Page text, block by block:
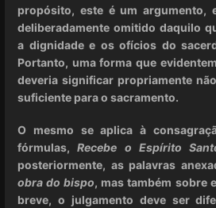
propósito, este é um argumento,
deliberadamente omitido daquilo
a dignidade e os ofícios do
Portanto, uma forma que
deveria significar propriamente
suficiente para o sacramento.
O mesmo se aplica à
fórmulas,Recebe o Espírito
posteriormente, as palavras
obra do bispo, mas também sobre
breve, o julgamento deve ser